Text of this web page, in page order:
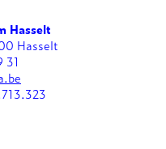
Hasselt
Hasselt
31